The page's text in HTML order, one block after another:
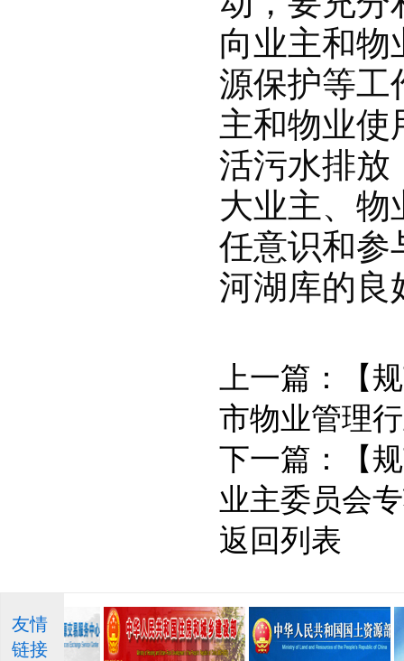
向业主和物
源保护等工
主和物业使
活污水排放
大业主、物
任意识和参
河湖库的良
上一篇：
【
市物业管理
下一篇：
【
业主委员会
返回列表
友情
链接